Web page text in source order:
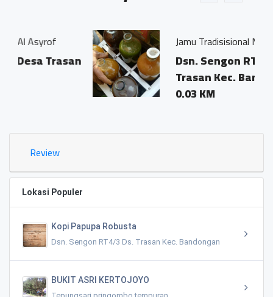
Jamu Tradisisional Madun
Dsn. Sengon RT04/03 Ds.
Trasan Kec. Bandongan
0.03 KM
Review
Lokasi Populer
Kopi Papupa Robusta
Dsn. Sengon RT4/3 Ds. Trasan Kec. Bandongan
BUKIT ASRI KERTOJOYO